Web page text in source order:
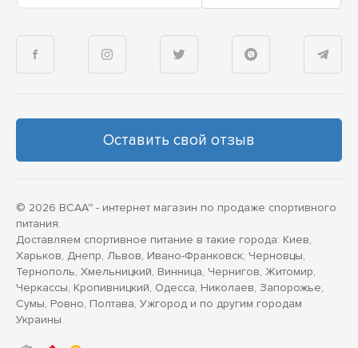
Оставить свой отзыв
© 2026 BCAA™ - интернет магазин по продаже спортивного
питания.
Доставляем спортивное питание в такие города: Киев,
Харьков, Днепр, Львов, Ивано-Франковск, Черновцы,
Тернополь, Хмельницкий, Винница, Чернигов, Житомир,
Черкассы, Кропивницкий, Одесса, Николаев, Запорожье,
Сумы, Ровно, Полтава, Ужгород и по другим городам
Украины.